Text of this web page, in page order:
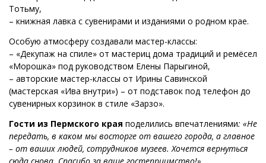
Тотьму,
– книжная лавка с сувенирами и изданиями о родном крае.
Особую атмосферу создавали мастер-классы:
– «Декупаж на спиле» от мастериц дома традиций и ремёсел
«Морошка» под руководством Елены Парыгиной,
– авторские мастер-классы от Ирины Савинской
(мастерская «Ива внутри») – от подставок под телефон до
сувенирных корзинок в стиле «Зарзо».
Гости из Пермского края поделились впечатлениями: «Не
передать, в каком мы восторге от вашего города, а главное
– от ваших людей, сотрудников музеев. Хочется вернуться